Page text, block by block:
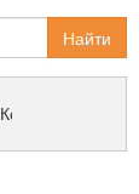
Найти
Корзина пуста